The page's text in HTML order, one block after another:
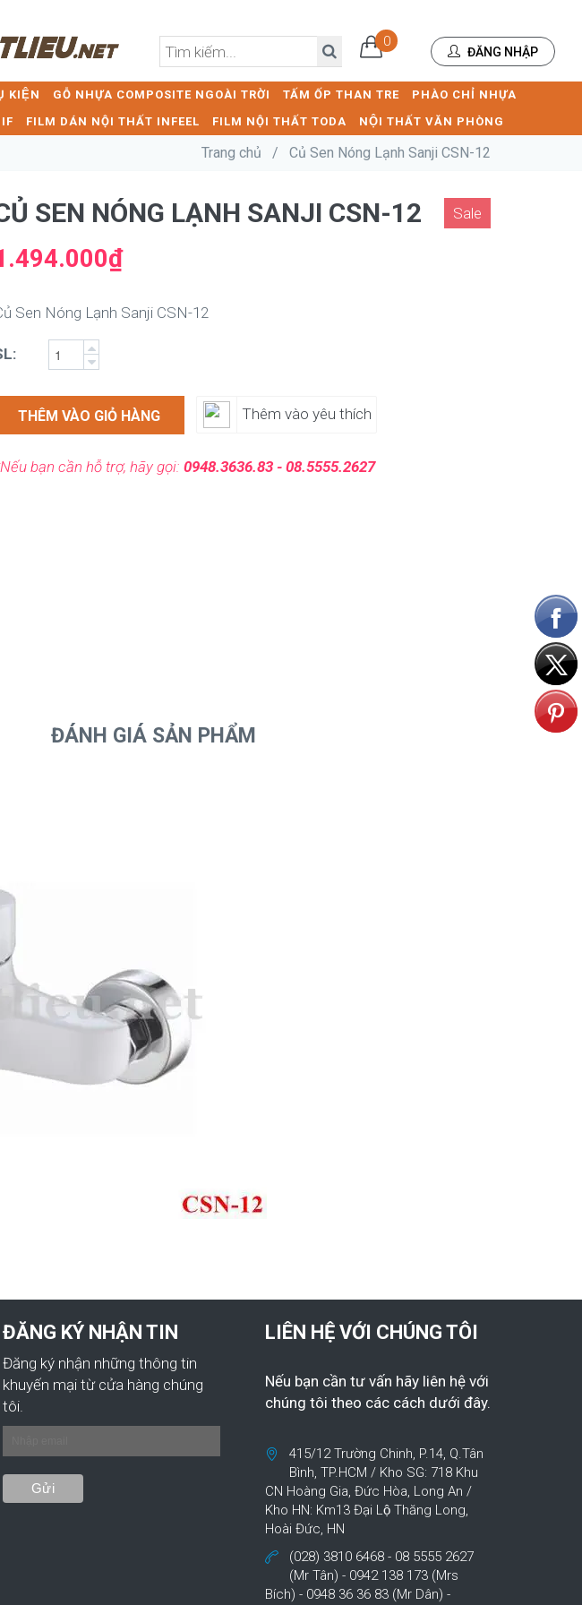
0
ĐĂNG NHẬP
KIỆN GỖ NHỰA COMPOSITE NGOÀI TRỜI TẤM ỐP THAN TRE
PHÀO CHỈ NHỰA
FILM DÁN NỘI THẤT INFEEL FILM NỘI THẤT TODA NỘI THẤT VĂN PHÒNG
Trang chủ / Củ Sen Nóng Lạnh Sanji CSN-12
SEN NÓNG LẠNH SANJI CSN-12 Sale
Sen Nóng Lạnh Sanji CSN-12
THÊM VÀO GIỎ HÀNG Thêm vào yêu thích
bạn cần hỗ trợ, hãy gọi: 0948.3636.83 - 08.5555.2627
ĐÁNH GIÁ SẢN PHẨM
ĐĂNG KÝ NHẬN TIN
Đăng ký nhận những thông tin
khuyến mại từ cửa hàng chúng
tôi.
LIÊN HỆ VỚI CHÚNG TÔI
Nếu bạn cần tư vấn hãy liên hệ với
chúng tôi theo các cách dưới đây.
415/12 Trường Chinh, P.14, Q.Tân
Bình, TP.HCM / Kho SG: 718 Khu
CN Hoàng Gia, Đức Hòa, Long An /
Kho HN: Km13 Đại Lộ Thăng Long,
Hoài Đức, HN
(028) 3810 6468 - 08 5555 2627
(Mr Tân) - 0942 138 173 (Mrs
Bích) - 0948 36 36 83 (Mr Dân) -